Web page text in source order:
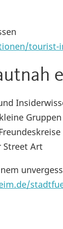
tourist-
Gruppen
Art